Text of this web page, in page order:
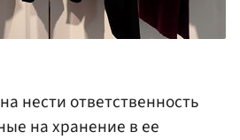
нести ответственность
на хранение в ее